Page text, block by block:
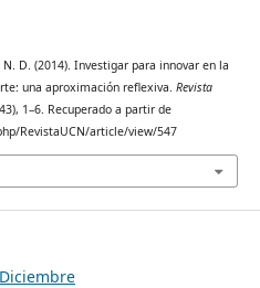
D. (2014). Investigar para innovar en la
una aproximación reflexiva. Revista
1–6. Recuperado a partir de
RevistaUCN/article/view/547